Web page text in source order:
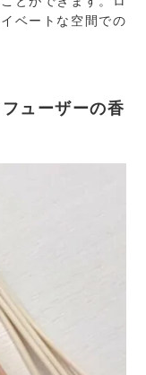
ベートな空間での
ューザーの香